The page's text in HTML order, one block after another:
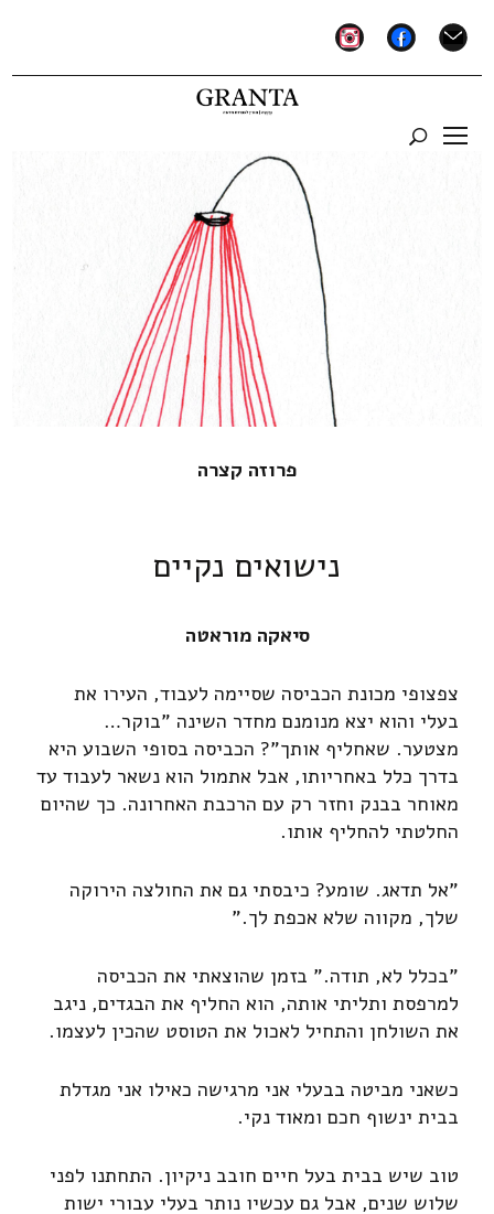
mail
facebook
instagram
פרוזה קצרה
נישואים נקיים
סיאקה מוראטה
צפצופי מכונת הכביסה שסיימה לעבוד, העירו את
בעלי והוא יצא מנומנם מחדר השינה "בוקר…
מצטער. שאחליף אותך"? הכביסה בסופי השבוע היא
בדרך כלל באחריותו, אבל אתמול הוא נשאר לעבוד עד
מאוחר בבנק וחזר רק עם הרכבת האחרונה. כך שהיום
החלטתי להחליף אותו.
"אל תדאג. שומע? כיבסתי גם את החולצה הירוקה
שלך, מקווה שלא אכפת לך."
"בכלל לא, תודה." בזמן שהוצאתי את הכביסה
למרפסת ותליתי אותה, הוא החליף את הבגדים, ניגב
את השולחן והתחיל לאכול את הטוסט שהכין לעצמו.
כשאני מביטה בבעלי אני מרגישה כאילו אני מגדלת
בבית ינשוף חכם ומאוד נקי.
טוב שיש בבית בעל חיים חובב ניקיון. התחתנו לפני
שלוש שנים, אבל גם עכשיו נותר בעלי עבורי ישות